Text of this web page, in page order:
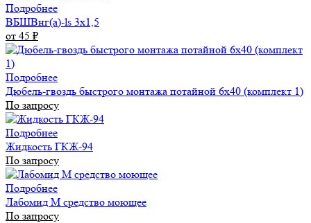
Подробнее
ВБШВнг(а)-ls 3х1,5
от 45 ₽
Подробнее
Дюбель-гвоздь быстрого монтажа потайной 6х40 (комплект 1)
По запросу
Подробнее
Жидкость ГКЖ-94
По запросу
Подробнее
Лабомид М средство моющее
По запросу